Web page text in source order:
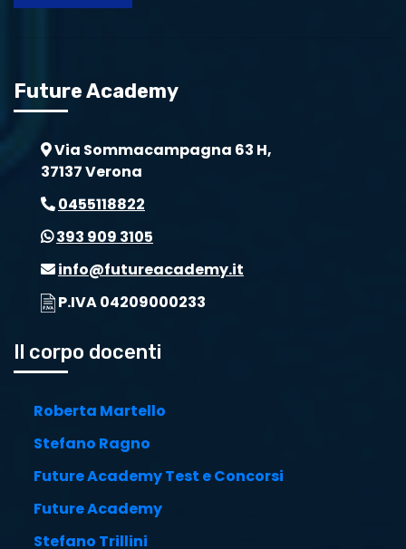
Future Academy
Via Sommacampagna 63 H,
37137 Verona
0455118822
393 909 3105
info@futureacademy.it
P.IVA 04209000233
Il corpo docenti
Roberta Martello
Stefano Ragno
Future Academy Test e Concorsi
Future Academy
Stefano Trillini